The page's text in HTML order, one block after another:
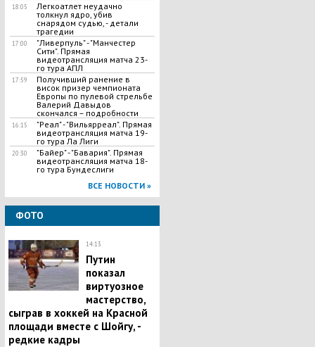
18:05
Легкоатлет неудачно
толкнул ядро, убив
снарядом судью, - детали
трагедии
17:00
"Ливерпуль" - "Манчестер
Сити". Прямая
видеотрансляция матча 23-
го тура АПЛ
17:59
Получивший ранение в
висок призер чемпионата
Европы по пулевой стрельбе
Валерий Давыдов
скончался – подробности
16:15
"Реал" - "Вильярреал". Прямая
видеотрансляция матча 19-
го тура Ла Лиги
20:30
"Байер" - "Бавария". Прямая
видеотрансляция матча 18-
го тура Бундеслиги
ВСЕ НОВОСТИ »
ФОТО
14:13
Путин
показал
виртуозное
мастерство,
сыграв в хоккей на Красной
площади вместе с Шойгу, -
редкие кадры